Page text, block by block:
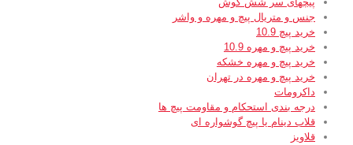
جنس و متریال پیچ و مهره و واشر
خرید پیچ 10.9
خرید پیچ و مهره 10.9
خرید پیچ و مهره خشکه
خرید پیچ و مهره در تهران
داکرومات
درجه بندی استحکام و مقاومت پیچ ها
قلاب دینام یا پیچ گوشواره ای
قلاویز